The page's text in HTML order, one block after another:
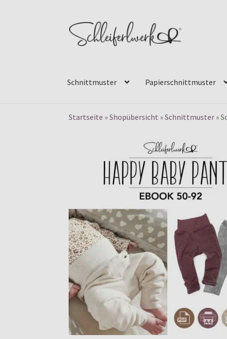
Zur
Navigation
Zum
Inhalt
Schnittmuster Papierschnittmuster
Startseite »Shopübersicht »Schnittmuster »